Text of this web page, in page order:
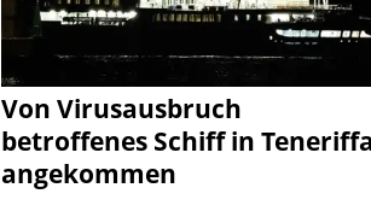
Von Virusausbruch
betroffenes Schiff in
angekommen